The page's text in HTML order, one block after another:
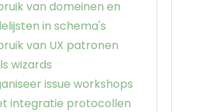
van domeinen en
in schema's
van UX patronen
wizards
issue workshops
integratie protocollen